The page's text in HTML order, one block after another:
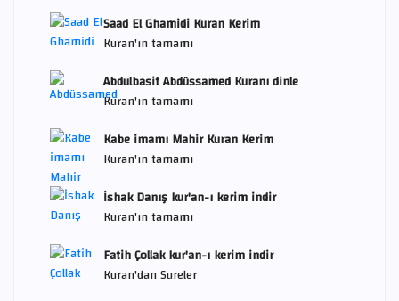
Saad El Ghamidi Kuran Kerim
Kuran'ın tamamı
Abdulbasit Abdüssamed Kuranı dinle
Kuran'ın tamamı
Kabe imamı Mahir Kuran Kerim
Kuran'ın tamamı
İshak Danış kur'an-ı kerim indir
Kuran'ın tamamı
Fatih Çollak kur'an-ı kerim indir
Kuran'dan Sureler